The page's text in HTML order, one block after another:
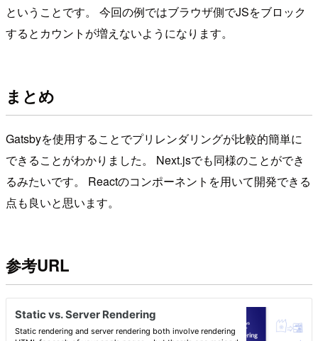
ということです。 今回の例ではブラウザ側でJSをブロック
するとカウントが増えないようになります。
まとめ
Gatsbyを使用することでプリレンダリングが比較的簡単に
できることがわかりました。 Next.jsでも同様のことができ
るみたいです。 Reactのコンポーネントを用いて開発できる
点も良いと思います。
参考URL